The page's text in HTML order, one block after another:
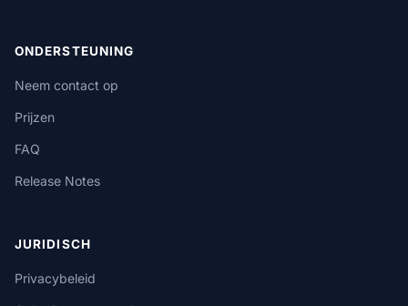
ONDERSTEUNING
Neem contact op
Prijzen
FAQ
Release Notes
JURIDISCH
Privacybeleid